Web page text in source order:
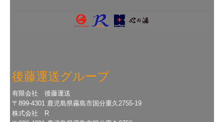
後藤運送グループ
有限会社 後藤運送
〒899-4301 鹿児島県霧島市国分重久2755-19
株式会社 R